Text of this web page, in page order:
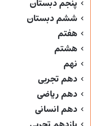
پنجم دبستان
ششم دبستان
هفتم
هشتم
نهم
دهم تجربی
دهم ریاضی
دهم انسانی